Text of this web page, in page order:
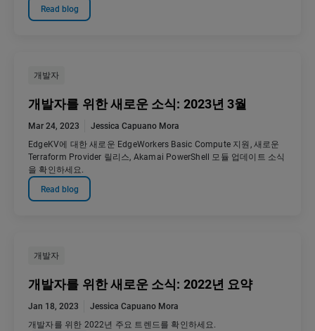
Read blog
개발자
개발자를 위한 새로운 소식: 2023년 3월
Mar 24, 2023
Jessica Capuano Mora
EdgeKV에 대한 새로운 EdgeWorkers Basic Compute 지원, 새로운
Terraform Provider 릴리스, Akamai PowerShell 모듈 업데이트 소식
을 확인하세요.
Read blog
개발자
개발자를 위한 새로운 소식: 2022년 요약
Jan 18, 2023
Jessica Capuano Mora
개발자를 위한 2022년 주요 트렌드를 확인하세요.